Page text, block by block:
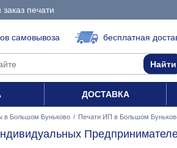
печати
самовывоза бесплатная
ДОСТАВКА
в Большом Буньково / Печати ИП в Большом